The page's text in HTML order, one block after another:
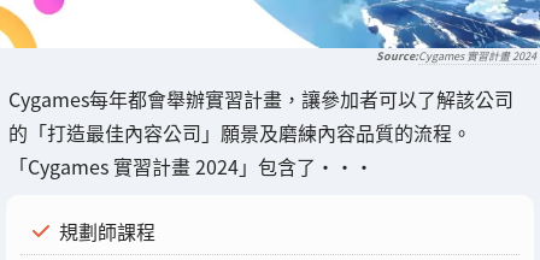
Cygames 實習計畫 2024
Cygames每年都會舉辦實習計畫，讓參加者可以了解該公司
的「打造最佳內容公司」願景及磨練內容品質的流程。
「Cygames 實習計畫 2024」包含了・・・
規劃師課程